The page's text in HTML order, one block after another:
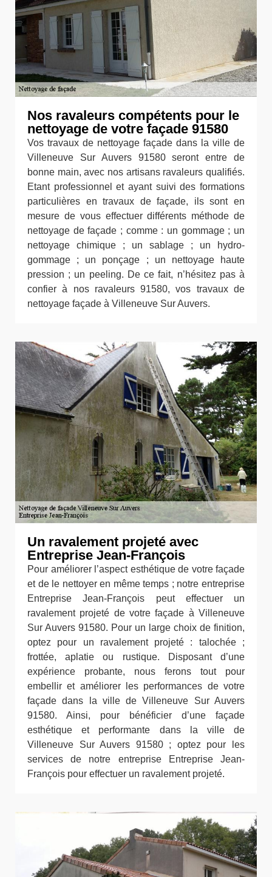
Nos ravaleurs compétents pour le
nettoyage de votre façade 91580
Vos travaux de nettoyage façade dans la ville de
Villeneuve Sur Auvers 91580 seront entre de
bonne main, avec nos artisans ravaleurs qualifiés.
Etant professionnel et ayant suivi des formations
particulières en travaux de façade, ils sont en
mesure de vous effectuer différents méthode de
nettoyage de façade ; comme : un gommage ; un
nettoyage chimique ; un sablage ; un hydro-
gommage ; un ponçage ; un nettoyage haute
pression ; un peeling. De ce fait, n’hésitez pas à
confier à nos ravaleurs 91580, vos travaux de
nettoyage façade à Villeneuve Sur Auvers.
Un ravalement projeté avec
Entreprise Jean-François
Pour améliorer l’aspect esthétique de votre façade
et de le nettoyer en même temps ; notre entreprise
Entreprise Jean-François peut effectuer un
ravalement projeté de votre façade à Villeneuve
Sur Auvers 91580. Pour un large choix de finition,
optez pour un ravalement projeté : talochée ;
frottée, aplatie ou rustique. Disposant d’une
expérience probante, nous ferons tout pour
embellir et améliorer les performances de votre
façade dans la ville de Villeneuve Sur Auvers
91580. Ainsi, pour bénéficier d’une façade
esthétique et performante dans la ville de
Villeneuve Sur Auvers 91580 ; optez pour les
services de notre entreprise Entreprise Jean-
François pour effectuer un ravalement projeté.